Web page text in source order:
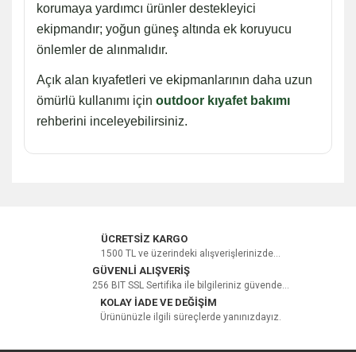
korumaya yardımcı ürünler destekleyici
ekipmandır; yoğun güneş altında ek koruyucu
önlemler de alınmalıdır.
Açık alan kıyafetleri ve ekipmanlarının daha uzun
ömürlü kullanımı için outdoor kıyafet bakımı
rehberini inceleyebilirsiniz.
Bu ürüne ilk yorumu siz yapın!
Yorum Yaz
ÜCRETSİZ KARGO
1500 TL ve üzerindeki alışverişlerinizde...
GÜVENLİ ALIŞVERİŞ
256 BIT SSL Sertifika ile bilgileriniz güvende...
KOLAY İADE VE DEĞİŞİM
Ürününüzle ilgili süreçlerde yanınızdayız.